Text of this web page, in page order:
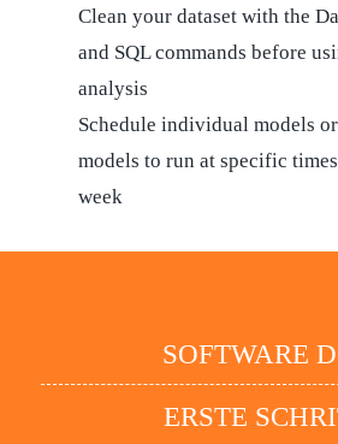
Clean your dataset with the
and SQL commands before
analysis
Schedule individual models
models to run at specific
week
SOFTWARE
ERSTE